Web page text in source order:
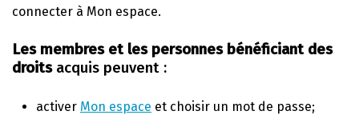
connecter à Mon espace.
Les membres et les personnes bénéficiant des
droitsacquis peuvent :
activer Mon espace et choisir un mot de passe;